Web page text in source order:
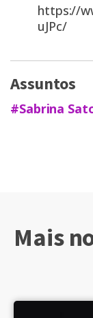
https://
uJPc/
Assuntos
#Sabrina
Mais